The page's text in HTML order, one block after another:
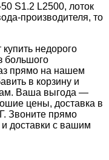
S1.2 L2500, лоток
производителя, то
недорого
большого
прямо на нашем
в корзину и
Ваша выгода —
цены, доставка в
Звоните прямо
доставки с вашим